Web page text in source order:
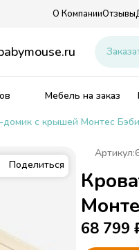
О КомпанииОтзывы
мебели
мебели
для малышей
Мебель на заказ
домик с крышей Монтес
Поделиться
Артикул:
68 799